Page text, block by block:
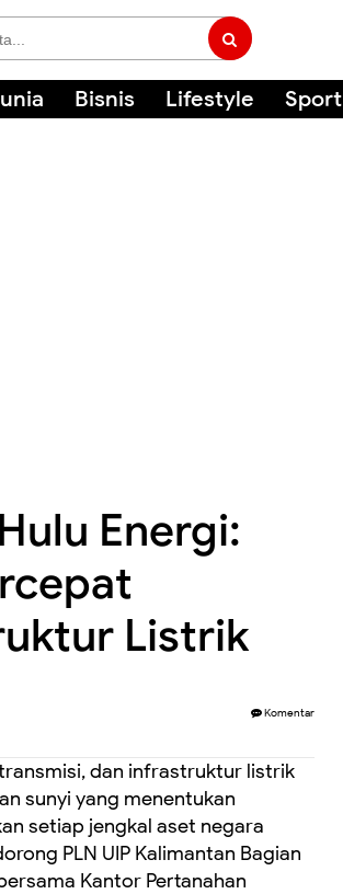
Bisnis Lifestyle Sport
Energi:
Listrik
Komentar
dan infrastruktur listrik
sunyi yang menentukan
setiap jengkal aset negara
PLN UIP Kalimantan Bagian
Kantor Pertanahan